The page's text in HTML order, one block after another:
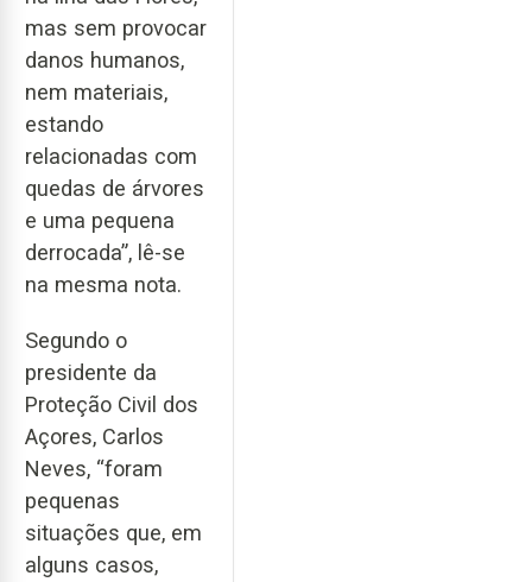
mas sem provocar
danos humanos,
nem materiais,
estando
relacionadas com
quedas de árvores
e uma pequena
derrocada”, lê-se
na mesma nota.
Segundo o
presidente da
Proteção Civil dos
Açores, Carlos
Neves, “foram
pequenas
situações que, em
alguns casos,